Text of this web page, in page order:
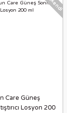
Care Güneş
Losyon 200